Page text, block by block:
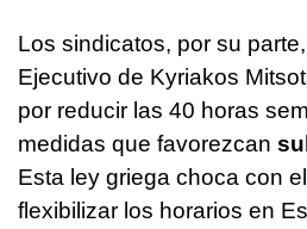
Los sindicatos, por su
Ejecutivo de Kyriakos
por reducir las 40 horas
medidas que favorezcan
Esta ley griega choca con
flexibilizar los horarios en